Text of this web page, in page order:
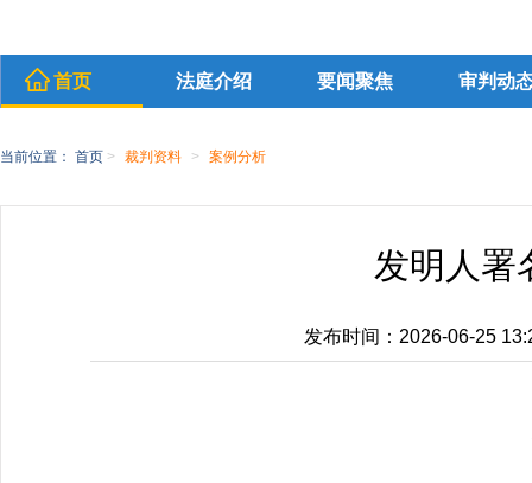
首页 法庭介绍 要闻聚焦 审判动
当前位置： 首页 > 裁判资料 > 案例分析
发明人署
发布时间：2026-06-25